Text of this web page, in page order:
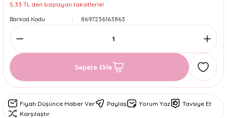
5,33 TL den başlayan taksitlerle!
Barkod Kodu
8697236163863
Sepete Ekle
Fiyatı Düşünce Haber Ver Paylaş Yorum Yaz
Tavsiye Et
Karşılaştır